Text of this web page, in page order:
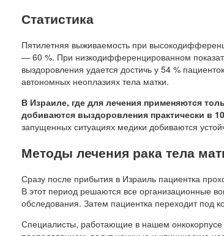
Статистика
Пятилетняя выживаемость при
— 60 %. При низкодифференцированном
выздоровления удается достичь у 54 %
автономных неоплазиях тела матки.
В Израиле, где для лечения применяются
добиваются выздоровления практически в
запущенных ситуациях медики добиваются
Методы лечения рака тела
Сразу после прибытия в Израиль пациентка
В этот период решаются все организационные
обследования. Затем пациентка переходит под
Специалисты, работающие в нашем